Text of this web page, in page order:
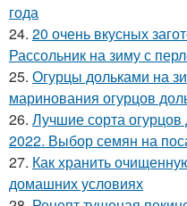
года
24. 20 очень вкусных
Рассольник на зиму с
25. Огурцы дольками на
маринования огурцов
26. Лучшие сорта
2022. Выбор семян на
27. Как хранить
домашних условиях